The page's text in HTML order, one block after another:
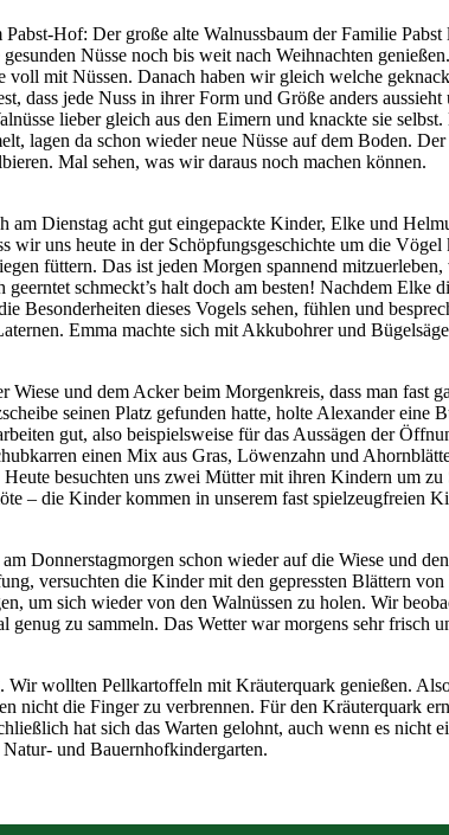
Hof: Der große alte Walnussbaum der Familie
Nüsse noch bis weit nach Weihnachten
mit Nüssen. Danach haben wir gleich welche
dass jede Nuss in ihrer Form und Größe anders
lieber gleich aus den Eimern und knackte sie
lagen da schon wieder neue Nüsse auf dem Boden.
Mal sehen, was wir daraus noch machen können.
am Dienstag acht gut eingepackte Kinder, Elke und
wir uns heute in der Schöpfungsgeschichte um die
füttern. Das ist jeden Morgen spannend
schmeckt’s halt doch am besten! Nachdem
Besonderheiten dieses Vogels sehen, fühlen und
Emma machte sich mit Akkubohrer und
und dem Acker beim Morgenkreis, dass man fast
seinen Platz gefunden hatte, holte Alexander eine
gut, also beispielsweise für das Aussägen der
einen Mix aus Gras, Löwenzahn und
besuchten uns zwei Mütter mit ihren Kindern um
– die Kinder kommen in unserem fast spielzeugfreien
Donnerstagmorgen schon wieder auf die Wiese und
versuchten die Kinder mit den gepressten Blättern
um sich wieder von den Walnüssen zu holen. Wir
genug zu sammeln. Das Wetter war morgens sehr frisch
wollten Pellkartoffeln mit Kräuterquark genießen.
nicht die Finger zu verbrennen. Für den Kräuterquark
hat sich das Warten gelohnt, auch wenn es
und Bauernhofkindergarten.